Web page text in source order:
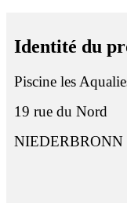
Identité du
Piscine les
19 rue du Nord